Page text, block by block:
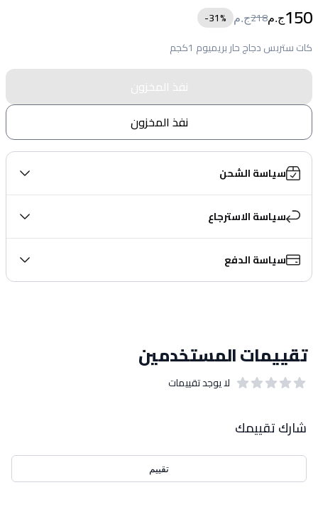
150ج.م218ج.م 31%-
كات ستربس دجاج حار بريميوم 1كجم
نفذ المخزون
نفذ المخزون
سياسة الشحن
سياسة الاسترجاع
سياسة الدفع
تقييمات المستخدمين
لا يوجد تقييمات
شارك تقييمك
تقييم